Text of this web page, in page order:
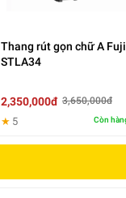
Thang rút gọn chữ A
STLA34
2,350,000đ 3,650,000đ
★ 5 Còn